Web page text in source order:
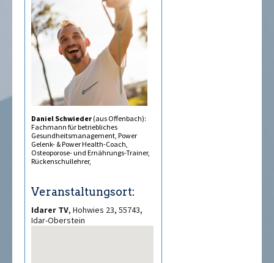
Daniel Schwieder (aus Offenbach):
Fachmann für betriebliches
Gesundheitsmanagement, Power
Gelenk- & Power Health-Coach,
Osteoporose- und Ernährungs-Trainer,
Rückenschullehrer,
Veranstaltungsort:
Idarer TV, Hohwies 23, 55743,
Idar-Oberstein